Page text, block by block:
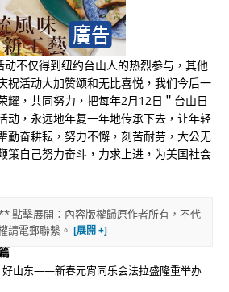
动不仅得到纽约台山人的热烈参与，其他
祝活动大加赞颂和无比喜悦，我们今后一
耀，共同努力，把每年2月12日＂台山日
动，永远地年复一年地传承下去，让年轻
勤奋耕耘，努力不懈，刻苦耐劳，大公无
策自己努力奋斗，力求上进，为美国社会
點擊展開：內容版權歸原作者所有，不代
請電郵聯繫。
好山东——新春元宵同乐会法拉盛隆重举办